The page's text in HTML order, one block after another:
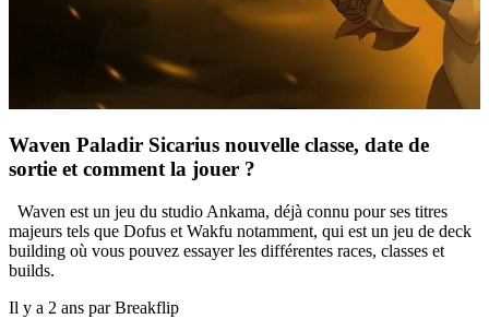
Waven Paladir Sicarius nouvelle classe, date de
sortie et comment la jouer ?
Waven est un jeu du studio Ankama, déjà connu pour ses titres
majeurs tels que Dofus et Wakfu notamment, qui est un jeu de deck
building où vous pouvez essayer les différentes races, classes et
builds.
Il y a 2 ans par Breakflip